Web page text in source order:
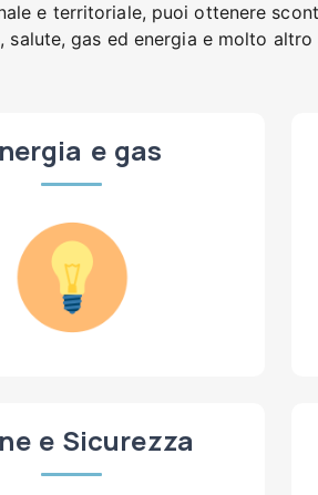
e territoriale, puoi ottenere
gas ed energia e molto altro
e gas
e Sicurezza